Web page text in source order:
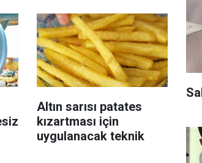
Altın sarısı patates
kızartması için
uygulanacak teknik